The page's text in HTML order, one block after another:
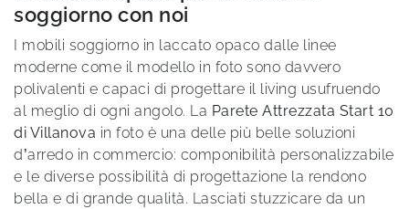
soggiorno con noi
I mobili soggiorno in laccato opaco dalle linee
moderne come il modello in foto sono davvero
polivalenti e capaci di progettare il living usufruendo
al meglio di ogni angolo. La Parete Attrezzata Start 10
di Villanova in foto è una delle più belle soluzioni
d’arredo in commercio: componibilità personalizzabile
e le diverse possibilità di progettazione la rendono
bella e di grande qualità. Lasciati stuzzicare da un